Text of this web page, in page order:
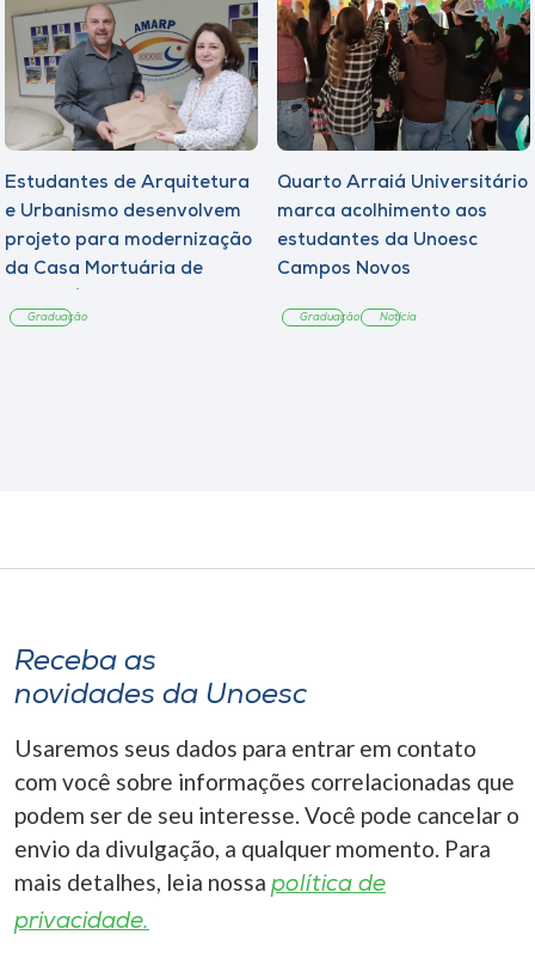
Estudantes de Arquitetura
e Urbanismo desenvolvem
projeto para modernização
da Casa Mortuária de
Graduação
Quarto Arraiá Universitário
marca acolhimento aos
estudantes da Unoesc
Campos Novos
Graduação Notícia
Receba as
novidades da Unoesc
Usaremos seus dados para entrar em contato
com você sobre informações correlacionadas que
podem ser de seu interesse. Você pode cancelar o
envio da divulgação, a qualquer momento. Para
mais detalhes, leia nossa política de
privacidade.